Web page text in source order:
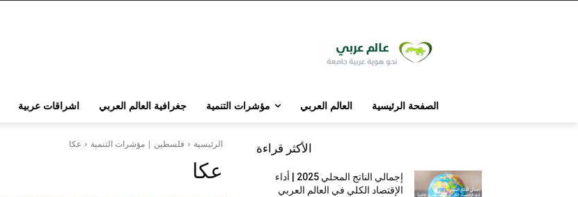
الصفحة الرئيسية العالم العربي مؤشرات التنمية جغرافية العالم العربي اشراقات عربية
الرئيسية فلسطين | مؤشرات التنمية عكا
عكا
الأكثر قراءة
إجمالي الناتج المحلي 2025 | أداء
الإقتصاد الكلي في العالم العربي